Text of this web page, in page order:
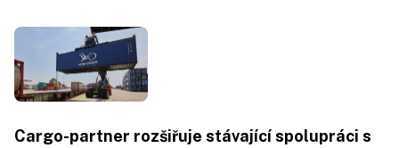
Cargo-partner rozšiřuje stávající spolupráci s